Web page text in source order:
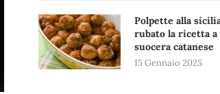
Polpette alla
rubato la ricetta a
suocera catanese
15 Gennaio 2025